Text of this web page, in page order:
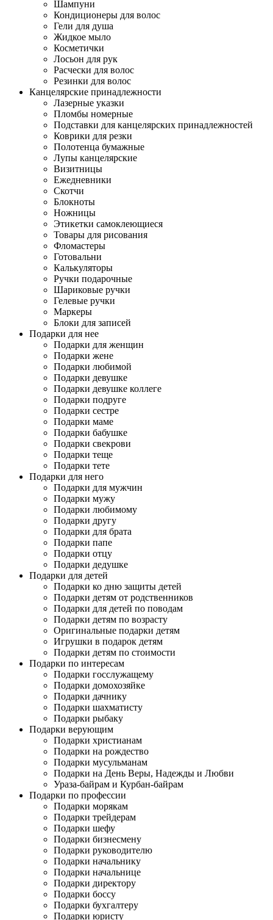
Шампуни
Кондиционеры для волос
Гели для душа
Жидкое мыло
Косметички
Лосьон для рук
Расчески для волос
Резинки для волос
Канцелярские принадлежности
Лазерные указки
Пломбы номерные
Подставки для канцелярских принадлежностей
Коврики для резки
Полотенца бумажные
Лупы канцелярские
Визитницы
Ежедневники
Скотчи
Блокноты
Ножницы
Этикетки самоклеющиеся
Товары для рисования
Фломастеры
Готовальни
Калькуляторы
Ручки подарочные
Шариковые ручки
Гелевые ручки
Маркеры
Блоки для записей
Подарки для нее
Подарки для женщин
Подарки жене
Подарки любимой
Подарки девушке
Подарки девушке коллеге
Подарки подруге
Подарки сестре
Подарки маме
Подарки бабушке
Подарки свекрови
Подарки теще
Подарки тете
Подарки для него
Подарки для мужчин
Подарки мужу
Подарки любимому
Подарки другу
Подарки для брата
Подарки папе
Подарки отцу
Подарки дедушке
Подарки для детей
Подарки ко дню защиты детей
Подарки детям от родственников
Подарки для детей по поводам
Подарки детям по возрасту
Оригинальные подарки детям
Игрушки в подарок детям
Подарки детям по стоимости
Подарки по интересам
Подарки госслужащему
Подарки домохозяйке
Подарки дачнику
Подарки шахматисту
Подарки рыбаку
Подарки верующим
Подарки христианам
Подарки на рождество
Подарки мусульманам
Подарки на День Веры, Надежды и Любви
Ураза-байрам и Курбан-байрам
Подарки по профессии
Подарки морякам
Подарки трейдерам
Подарки шефу
Подарки бизнесмену
Подарки руководителю
Подарки начальнику
Подарки начальнице
Подарки директору
Подарки боссу
Подарки бухгалтеру
Подарки юристу